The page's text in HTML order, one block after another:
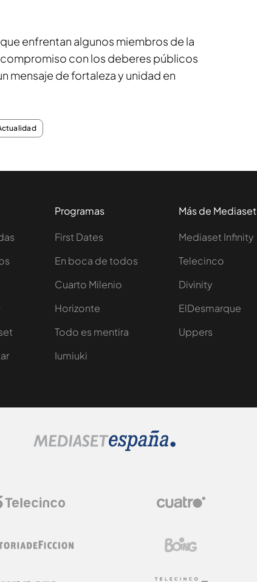
que enfrentan algunos miembros de la
con los deberes públicos
mensaje de fortaleza y unidad en
Programas
First Dates
En boca de todos
Cuarto Milenio
Horizonte
Todo es mentira
Iumiuki
Más de Mediaset
Mediaset Infinity
Telecinco
Divinity
ElDesmarque
Uppers